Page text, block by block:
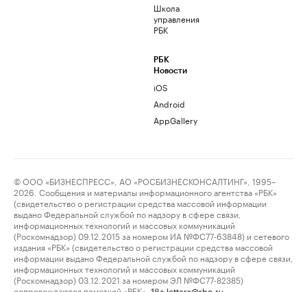
Школа
управления
РБК
РБК
Новости
iOS
Android
AppGallery
© ООО «БИЗНЕСПРЕСС», АО «РОСБИЗНЕСКОНСАЛТИНГ», 1995–
2026. Сообщения и материалы информационного агентства «РБК»
(свидетельство о регистрации средства массовой информации
выдано Федеральной службой по надзору в сфере связи,
информационных технологий и массовых коммуникаций
(Роскомнадзор) 09.12.2015 за номером ИА №ФС77-63848) и сетевого
издания «РБК» (свидетельство о регистрации средства массовой
информации выдано Федеральной службой по надзору в сфере связи,
информационных технологий и массовых коммуникаций
(Роскомнадзор) 03.12.2021 за номером ЭЛ №ФС77-82385)